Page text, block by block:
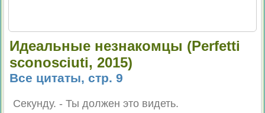
Идеальные незнакомцы (Perfetti
sconosciuti, 2015)
Все цитаты, стр. 9
Секунду. - Ты должен это видеть.